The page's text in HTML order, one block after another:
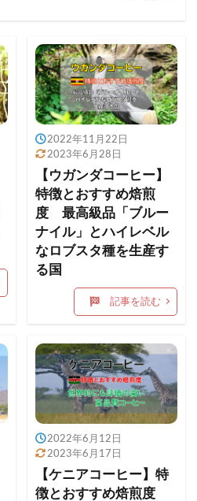
2022年11月22日
2023年6月28日
【ウガンダコーヒー】
特徴とおすすめ焙煎
度 最高級品「ブルー
ナイル」とハイレベル
なロブスタ種を生産す
る国
記事を読む
2022年6月12日
2023年6月17日
【ケニアコーヒー】特
徴とおすすめ焙煎度